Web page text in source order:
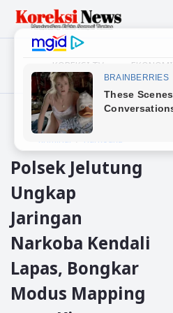
KOREKSI TV EKONOMI
Beranda
Jambi
kriminal
narkotika
Polsek Jelutung
Ungkap
Jaringan
Narkoba Kendali
Lapas, Bongkar
Modus Mapping